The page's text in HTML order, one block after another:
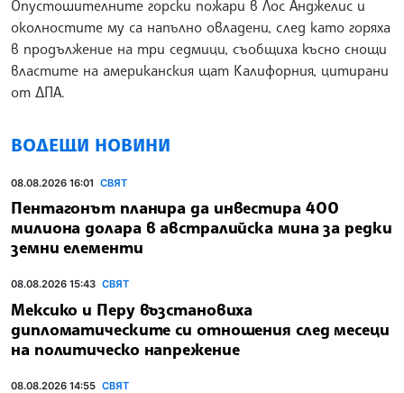
Опустошителните горски пожари в Лос Анджелис и
околностите му са напълно овладени, след като горяха
в продължение на три седмици, съобщиха късно снощи
властите на американския щат Калифорния, цитирани
от ДПА.
ВОДЕЩИ НОВИНИ
08.08.2026 16:01 СВЯТ
Пентагонът планира да инвестира 400
милиона долара в австралийска мина за редки
земни елементи
08.08.2026 15:43 СВЯТ
Мексико и Перу възстановиха
дипломатическите си отношения след месеци
на политическо напрежение
08.08.2026 14:55 СВЯТ